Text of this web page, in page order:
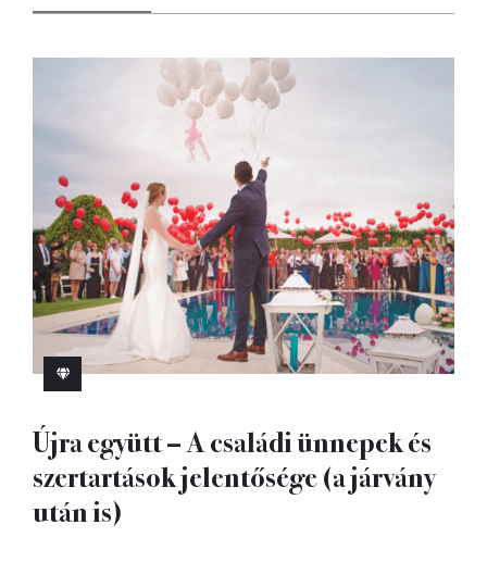
Újra együtt – A családi ünnepek és
szertartások jelentősége (a járvány
után is)